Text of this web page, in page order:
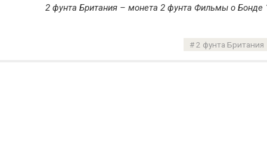
2 фунта Британия – монета 2 фунта Фильмы о Бонде
2 фунта Британия